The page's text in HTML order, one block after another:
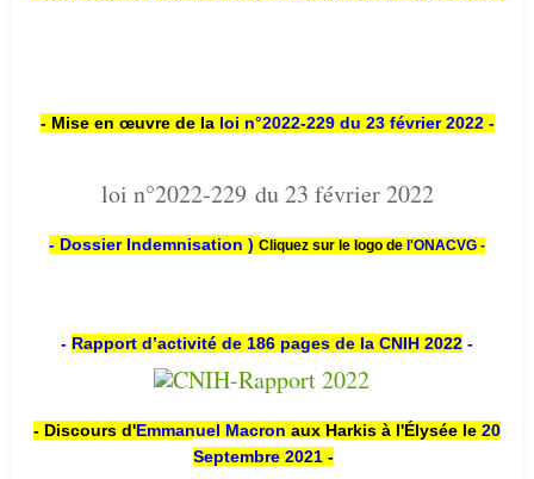
- Mise en œuvre de la loi n°2022-229 du 23 février 2022 -
loi n°2022-229 du 23 février 2022
- Dossier Indemnisation ) Cliquez sur le logo de l'ONACVG -
- Rapport d’activité de 186 pages de la CNIH 2022 -
- Discours d'Emmanuel Macron aux Harkis à l'Élysée le 20
Septembre 2021 -